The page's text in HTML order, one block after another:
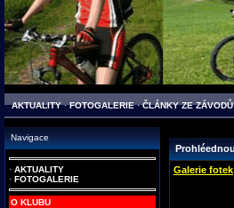
AKTUALITY · FOTOGALERIE · ČLÁNKY ZE
Navigace
· AKTUALITY
· FOTOGALERIE
O KLUBU
Galerie fotek